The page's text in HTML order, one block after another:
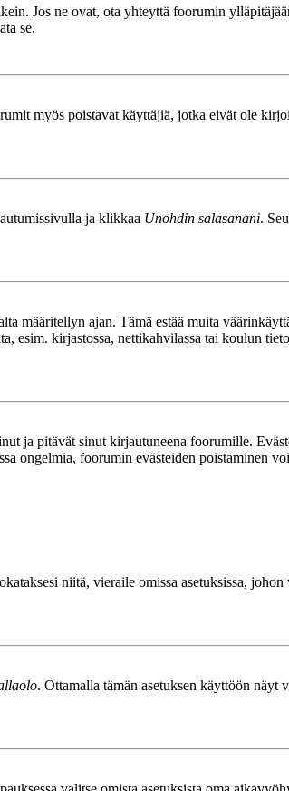
Jos ne ovat, ota yhteyttä foorumin
se.
myös poistavat käyttäjiä, jotka eivät ole
ja klikkaa Unohdin salasanani.
määritellyn ajan. Tämä estää muita
esim. kirjastossa, nettikahvilassa tai koulun
ja pitävät sinut kirjautuneena foorumille.
ongelmia, foorumin evästeiden poistaminen
niitä, vieraile omissa asetuksissa,
. Ottamalla tämän asetuksen käyttöön